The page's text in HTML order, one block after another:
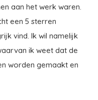
aan het werk waren.
een 5 sterren
vind. Ik wil namelijk
ik weet dat de
worden gemaakt en